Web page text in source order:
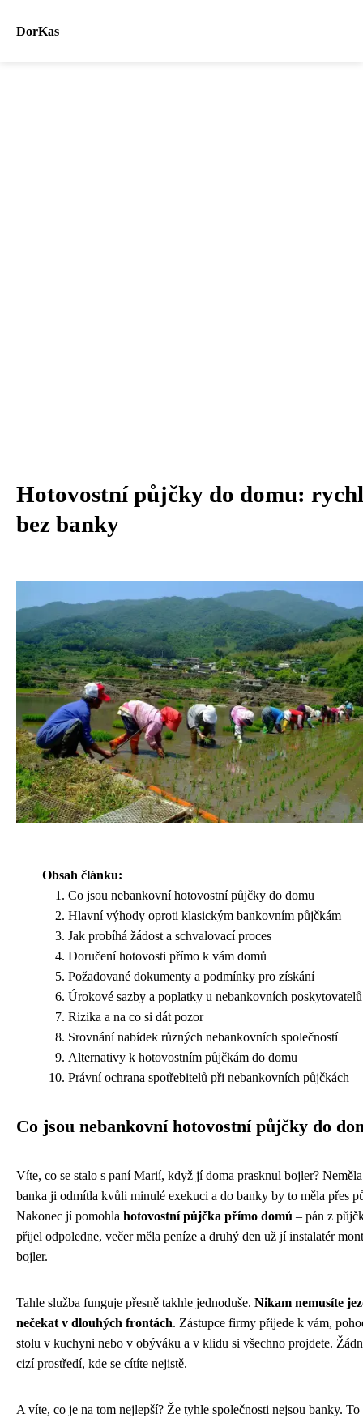
DorKas
Hotovostní půjčky do domu:
bez banky
Obsah článku:
Co jsou nebankovní hotovostní půjčky do domu
Hlavní výhody oproti klasickým bankovním půjčkám
Jak probíhá žádost a schvalovací proces
Doručení hotovosti přímo k vám domů
Požadované dokumenty a podmínky pro získání
Úrokové sazby a poplatky u nebankovních poskytovatelů
Rizika a na co si dát pozor
Srovnání nabídek různých nebankovních společností
Alternativy k hotovostním půjčkám do domu
Právní ochrana spotřebitelů při nebankovních půjčkách
Co jsou nebankovní hotovostní půjčky do
Víte, co se stalo s paní Marií, když jí doma prasknul bojler?
banka ji odmítla kvůli minulé exekuci a do banky by to měla přes
Nakonec jí pomohla hotovostní půjčka přímo domů – pán z
přijel odpoledne, večer měla peníze a druhý den už jí instalatér
bojler.
Tahle služba funguje přesně takhle jednoduše. Nikam nemusíte
nečekat v dlouhých frontách. Zástupce firmy přijede k vám,
stolu v kuchyni nebo v obýváku a v klidu si všechno projdete.
cizí prostředí, kde se cítíte nejistě.
A víte, co je na tom nejlepší? Že tyhle společnosti nejsou banky. To